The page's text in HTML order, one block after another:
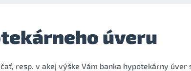
úveru
resp. v akej výške Vám banka hypotekárny úver